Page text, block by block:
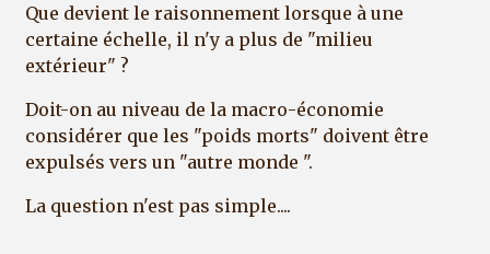
Que devient le raisonnement lorsque à une
certaine échelle, il n'y a plus de "milieu
extérieur" ?
Doit-on au niveau de la macro-économie
considérer que les "poids morts" doivent être
expulsés vers un "autre monde ".
La question n'est pas simple....